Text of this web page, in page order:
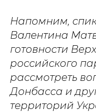
Напомним,
Валентина
готовности
российского
рассмотреть
Донбасса и
территорий